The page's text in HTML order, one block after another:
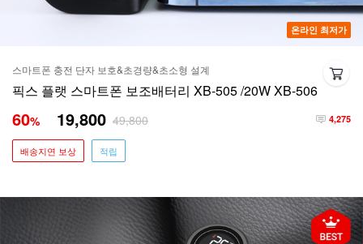
온라인 최저가
스마트폰 충전 단자 보호&초경량&초소형 설계
픽스 플랫 스마트폰 보조배터리 XB-505 /20W XB-506
4,275
60% 19,800 49,800
배송지연 보상 적립